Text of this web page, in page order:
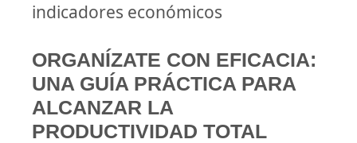
indicadores económicos
ORGANÍZATE CON EFICACIA:
UNA GUÍA PRÁCTICA PARA
ALCANZAR LA
PRODUCTIVIDAD TOTAL